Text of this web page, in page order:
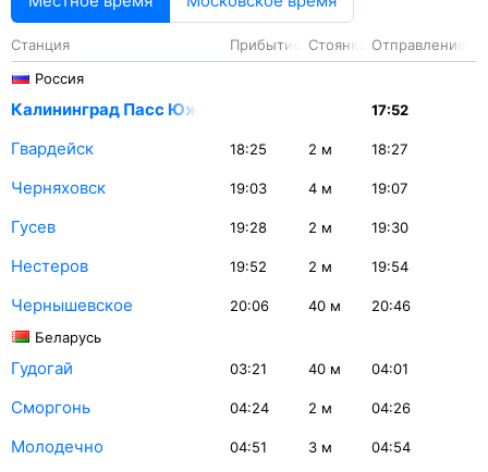
Станция Прибытие Стоянка
Отправление
Россия
Калининград Пасс Южный 17:52
Гвардейск 18:25 2 м 18:27
Черняховск 19:03 4 м 19:07
Гусев 19:28 2 м 19:30
Нестеров 19:52 2 м 19:54
Чернышевское 20:06 40 м
20:46
Беларусь
Гудогай 03:21 40 м 04:01
Сморгонь 04:24 2 м 04:26
Молодечно 04:51 3 м 04:54